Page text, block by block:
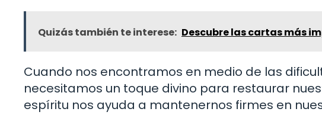
Quizás también te interese: Descubre las cartas más
Cuando nos encontramos en medio de las
necesitamos un toque divino para restaurar
espíritu nos ayuda a mantenernos firmes en